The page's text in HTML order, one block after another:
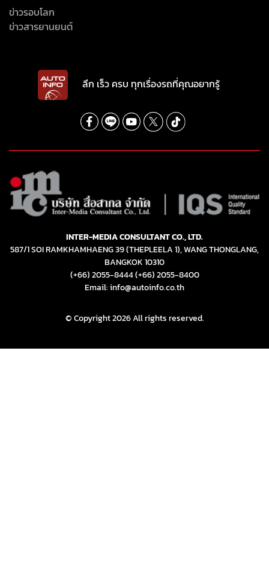
ข่าวรอบโลก
ข่าวสารยานยนต์
ลึก เร็ว ครบ ทุกเรื่องรถที่คุณอยากรู้
INTER-MEDIA CONSULTANT CO., LTD.
587/1 SOI RAMKHAMHAENG 39 (THEPLEELA 1), WANG THONGLANG,
BANGKOK 10310
(+66) 2055-8444(+66) 2055-8400
Email: info@autoinfo.co.th
© Copyright 2026 All rights reserved.